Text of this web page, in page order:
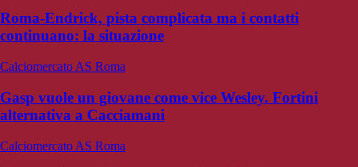
Roma-Endrick, pista complicata ma i contatti
continuano: la situazione
Calciomercato AS Roma
Gasp vuole un giovane come vice Wesley. Fortini
alternativa a Cacciamani
Calciomercato AS Roma